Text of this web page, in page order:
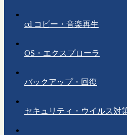
cd コピー・音楽再生
OS・エクスプローラ
バックアップ・回復
セキュリティ・ウイルス対